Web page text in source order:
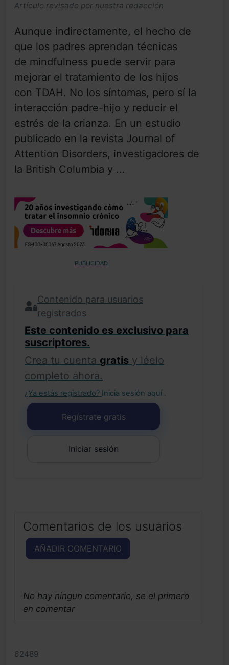
Artículo revisado por nuestra redacción
Aunque indirectamente, el hecho de
que los padres aprendan técnicas
de mindfulness puede servir para
mejorar el tratamiento de los hijos
con TDAH. No los síntomas, pero sí la
interacción padre-hijo y reducir el
estrés de la crianza. En un estudio
publicado en la revista Journal of
Attention Disorders, investigadores de
la British Columbia y ...
PUBLICIDAD
Contenido para usuarios
registrados
Este contenido es exclusivo para
suscriptores.
Crea tu cuenta gratis y léelo
completo ahora.
¿Ya estás registrado? Inicia sesión aquí .
Regístrate gratis
Iniciar sesión
Comentarios de los usuarios
AÑADIR COMENTARIO
No hay ningun comentario, se el primero
en comentar
62489